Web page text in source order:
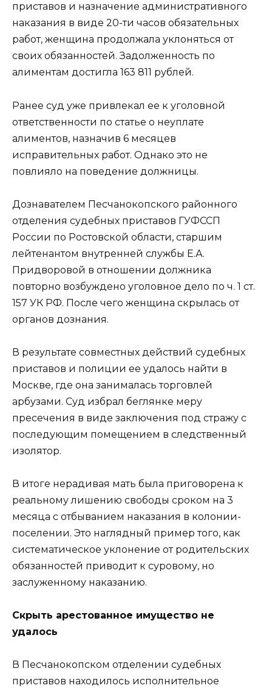
приставов и назначение административного
наказания в виде 20-ти часов обязательных
работ, женщина продолжала уклоняться от
своих обязанностей. Задолженность по
алиментам достигла 163 811 рублей.
Ранее суд уже привлекал ее к уголовной
ответственности по статье о неуплате
алиментов, назначив 6 месяцев
исправительных работ. Однако это не
повлияло на поведение должницы.
Дознавателем Песчанокопского районного
отделения судебных приставов ГУФССП
России по Ростовской области, старшим
лейтенантом внутренней службы Е.А.
Придворовой в отношении должника
повторно возбуждено уголовное дело по ч. 1 ст.
157 УК РФ. После чего женщина скрылась от
органов дознания.
В результате совместных действий судебных
приставов и полиции ее удалось найти в
Москве, где она занималась торговлей
арбузами. Суд избрал беглянке меру
пресечения в виде заключения под стражу с
последующим помещением в следственный
изолятор.
В итоге нерадивая мать была приговорена к
реальному лишению свободы сроком на 3
месяца с отбыванием наказания в колонии-
поселении. Это наглядный пример того, как
систематическое уклонение от родительских
обязанностей приводит к суровому, но
заслуженному наказанию.
Скрыть арестованное имущество не
удалось
В Песчанокопском отделении судебных
приставов находилось исполнительное